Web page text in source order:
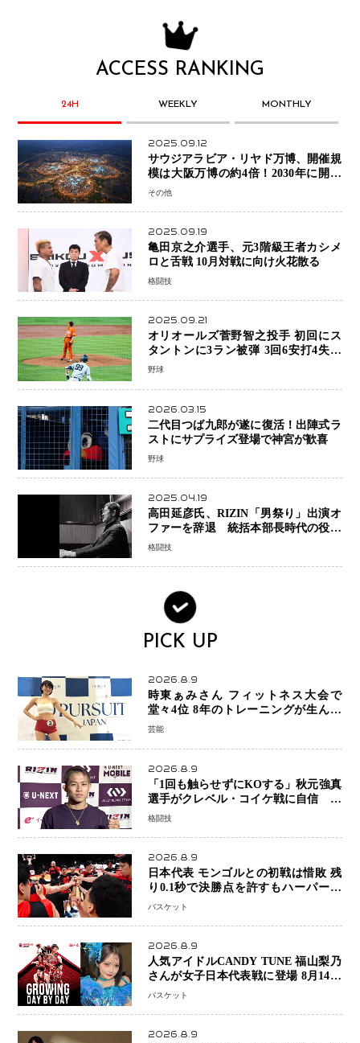
ACCESS RANKING
24H WEEKLY MONTHLY
2025.09.12
サウジアラビア・リヤド万博、開催規
模は大阪万博の約4倍！2030年に開幕
予定
その他
2025.09.19
亀田京之介選手、元3階級王者カシメ
格闘技
2025.09.21
オリオールズ菅野智之投手 初回にス
タントンに3ラン被弾 3回6安打4失点
で降板
野球
2026.03.15
二代目つば九郎が遂に復活！出陣式ラ
ストにサプライズ登場で神宮が歓喜
野球
2025.04.19
高田延彦氏、RIZIN「男祭り」出演オ
ファーを辞退 統括本部長時代の役目
「すでに終えています」と明言
格闘技
PICK UP
2026.8.9
時東ぁみさん フィットネス大会で
堂々4位 8年のトレーニングが生んだ
健康美「4位になってホッとしていま
芸能
2026.8.9
「1回も触らせずにKOする」秋元強真
選手がクレベル・コイケ戦に自信 青
木真也と2カ月の寝技対策「引き込ま
格闘技
2026.8.9
日本代表 モンゴルとの初戦は惜敗 残
り0.1秒で決勝点を許すもハーパージ
ュニア15得点 カーク18得点と存在感
バスケット
2026.8.9
人気アイドルCANDY TUNE 福山梨乃
さんが女子日本代表戦に登場 8月14日
「三井不動産カップ」でスペシャルゲ
バスケット
2026.8.9